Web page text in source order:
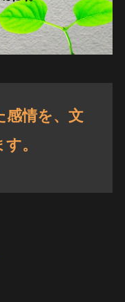
感情を、文
。